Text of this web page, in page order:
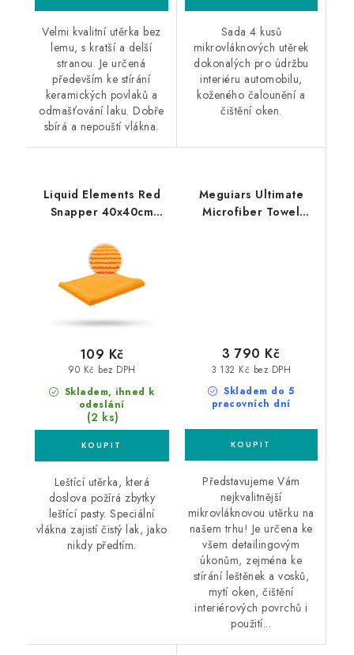
Velmi kvalitní utěrka bez
lemu, s kratší a delší
stranou. Je určená
především ke stírání
keramických povlaků a
odmašťování laku. Dobře
sbírá a nepouští vlákna.
Sada 4 kusů
mikrovláknových utěrek
dokonalých pro údržbu
interiéru automobilu,
koženého čalounění a
čištění oken.
Liquid Elements Red
Snapper 40x40cm
Skladem, ihned k
odeslání
(2 ks)
90 Kč bez DPH
109 Kč
Leštící utěrka, která
doslova požírá zbytky
leštící pasty. Speciální
vlákna zajistí čistý lak, jako
nikdy předtím.
Meguiars Ultimate
Microfiber Towel
Skladem do 5
pracovních dní
3 132 Kč bez DPH
3 790 Kč
Představujeme Vám
nejkvalitnější
mikrovláknovou utěrku na
našem trhu! Je určena ke
všem detailingovým
úkonům, zejména ke
stírání leštěnek a vosků,
mytí oken, čištění
interiérových povrchů i
použití...